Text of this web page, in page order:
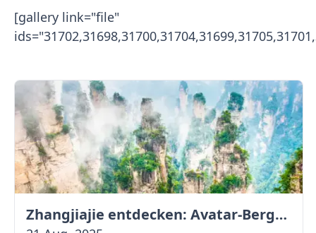
[gallery link="file"
Zhangjiajie entdecken: Avatar-Berge & Altstadt von Fenghuang